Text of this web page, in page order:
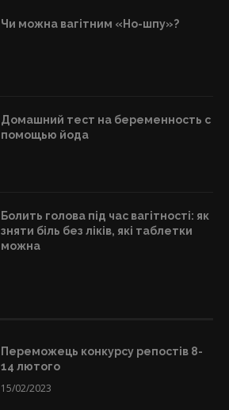
Чи можна вагітним «Но-шпу»?
Домашний тест на беременность с
помощью йода
Болить голова під час вагітності: як
зняти біль без ліків, які таблетки
можна
Переможець конкурсу репостів 8-
14 лютого
15/02/2023